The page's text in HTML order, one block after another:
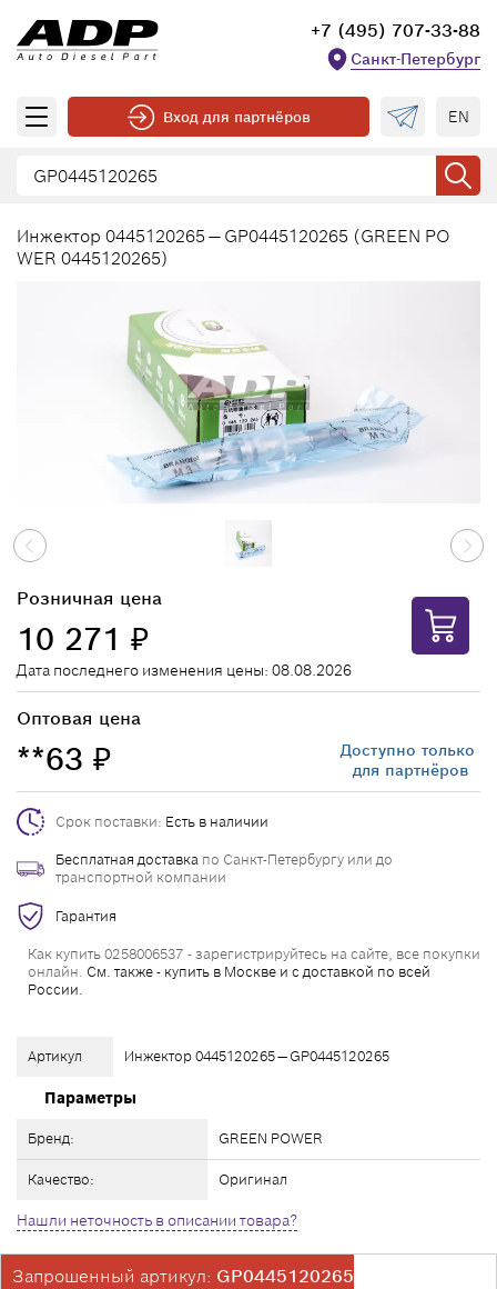
+7 (495) 707-33-88
Санкт-Петербург
Вход для партнёров EN
Инжектор 0445120265 — GP0445120265 (GREEN PO
WER 0445120265)
Артикул Инжектор 0445120265 — GP0445120265
Параметры
Бренд: GREEN POWER
Качество: Оригинал
Нашли неточность в описании товара?
Розничная цена
10 271 ₽
Дата последнего изменения цены: 08.08.2026
Оптовая цена
**63 ₽
Доступно только
для партнёров
Срок поставки: Есть в наличии
Бесплатная доставка по Санкт-Петербургу или до
транспортной компании
Гарантия
Как купить 0258006537 - зарегистрируйтесь на сайте, все покупки
онлайн. См. также - купить в Москве и с доставкой по всей
России.
Запрошенный артикул: GP0445120265